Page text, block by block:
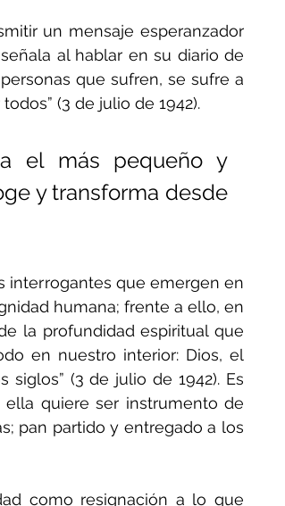
un mensaje esperanzador
al hablar en su diario de
que sufren, se sufre a
(3 de julio de 1942).
el más pequeño y
y transforma desde
interrogantes que emergen en
humana; frente a ello, en
la profundidad espiritual que
en nuestro interior: Dios, el
(3 de julio de 1942). Es
quiere ser instrumento de
pan partido y entregado a los
como resignación a lo que